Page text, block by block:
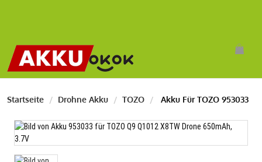
Startseite Drohne Akku TOZO Akku Für TOZO 953033